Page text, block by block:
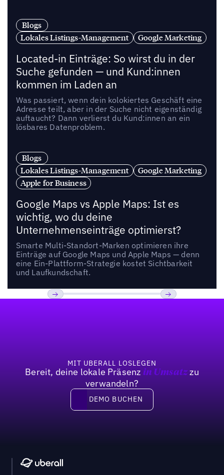
Blogs
Lokales Listings-Management
Google Marketing
Located-in Einträge: So wirst du in der
Suche gefunden — und Kund:innen
kommen im Laden an
Was passiert, wenn dein kolokiertes Geschäft eine
Adresse teilt, aber in der Suche nicht eigenständig
auftaucht? Dann verlierst du Kund:innen an ein
lösbares Datenproblem.
Blogs
Lokales Listings-Management
Google Marketing
Apple for Business
Google Maps vs Apple Maps: Ist es
wichtig, wo du deine
Unternehmenseinträge optimierst?
Smarte Multi-Standort-Marken optimieren ihre
Einträge auf Google Maps und Apple Maps — denn
eine Ein-Plattform-Strategie kostet Sichtbarkeit
und Laufkundschaft.
MIT UBERALL LOSLEGEN
Bereit, deine lokale Präsenz in Umsatzzu
verwandeln?
DEMO BUCHEN
DEMO BUCHEN